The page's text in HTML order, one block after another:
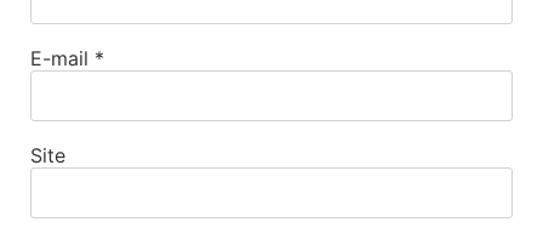
E-mail *
Site